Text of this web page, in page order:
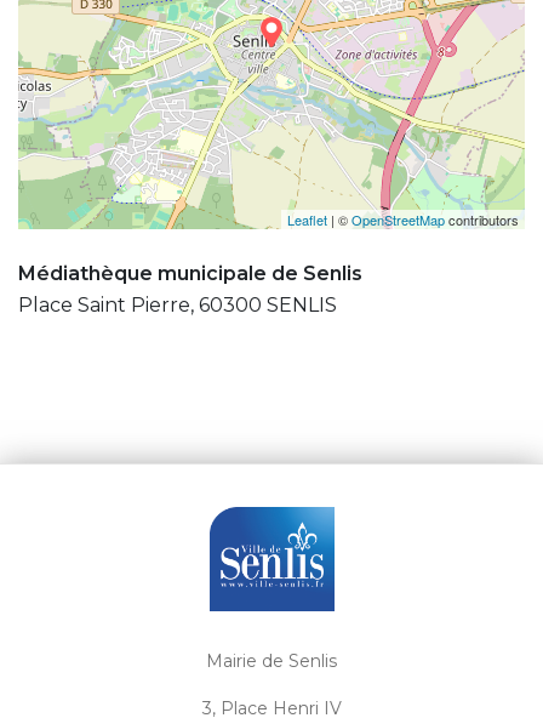
Leaflet | ©OpenStreetMapcontributors
Médiathèque municipale de Senlis
Place Saint Pierre, 60300 SENLIS
Mairie de Senlis
3, Place Henri IV